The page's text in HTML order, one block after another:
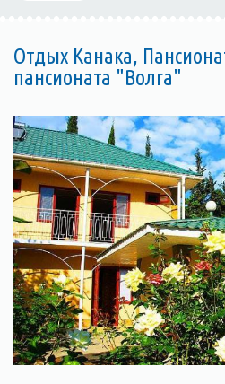
Отдых Канака,
пансионата "Волга"